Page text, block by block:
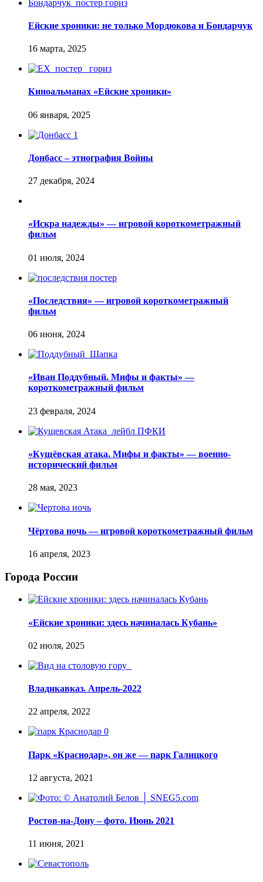
Ейские хроники: не только Мордюкова и Бондарчук
Киноальманах «Ейские хроники»
Донбасс – этнография Войны
«Искра надежды» — игровой короткометражный
фильм
«Последствия» — игровой короткометражный
фильм
«Иван Поддубный. Мифы и факты» —
короткометражный фильм
«Кущёвская атака. Мифы и факты» — военно-
исторический фильм
Чёртова ночь — игровой короткометражный фильм
Города России
«Ейские хроники: здесь начиналась Кубань»
Владикавказ. Апрель-2022
Парк «Краснодар», он же — парк Галицкого
Ростов-на-Дону – фото. Июнь 2021